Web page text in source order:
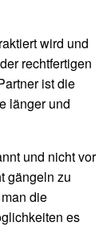
wird und
rechtfertigen
ist die
länger und
und nicht vor
gängeln zu
die
es